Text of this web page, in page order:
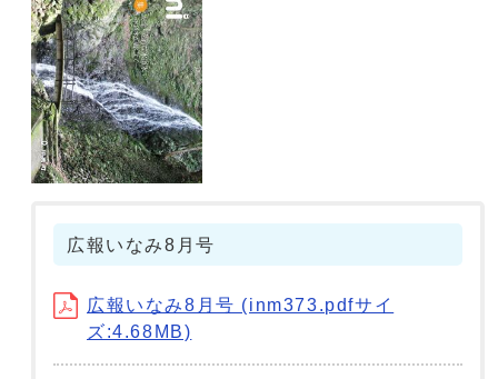
広報いなみ8月号
広報いなみ8月号 (inm373.pdfサイ
ズ:4.68MB)